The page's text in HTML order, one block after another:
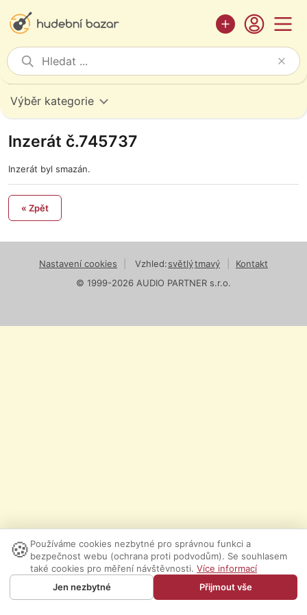
Výběr kategorie
Inzerát č.745737
Inzerát byl smazán.
« Zpět
Nastavení cookies Vzhled:světlýtmavý
Kontakt
© 1999-2026 AUDIO PARTNER s.r.o.
🍪 Používáme cookies nezbytné pro správnou funkci a
bezpečnost webu (ochrana proti podvodům). Se souhlasem
také cookies pro měření návštěvnosti. Více informací
Jen nezbytné
Přijmout vše